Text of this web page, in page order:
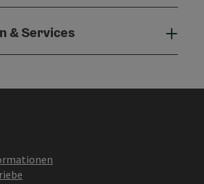
& Services